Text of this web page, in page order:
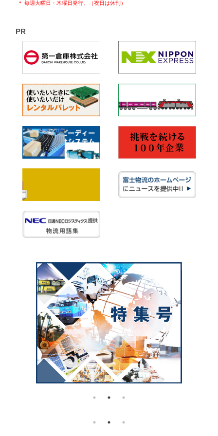
＊ 毎週火曜日・木曜日発行。（祝日は休刊）